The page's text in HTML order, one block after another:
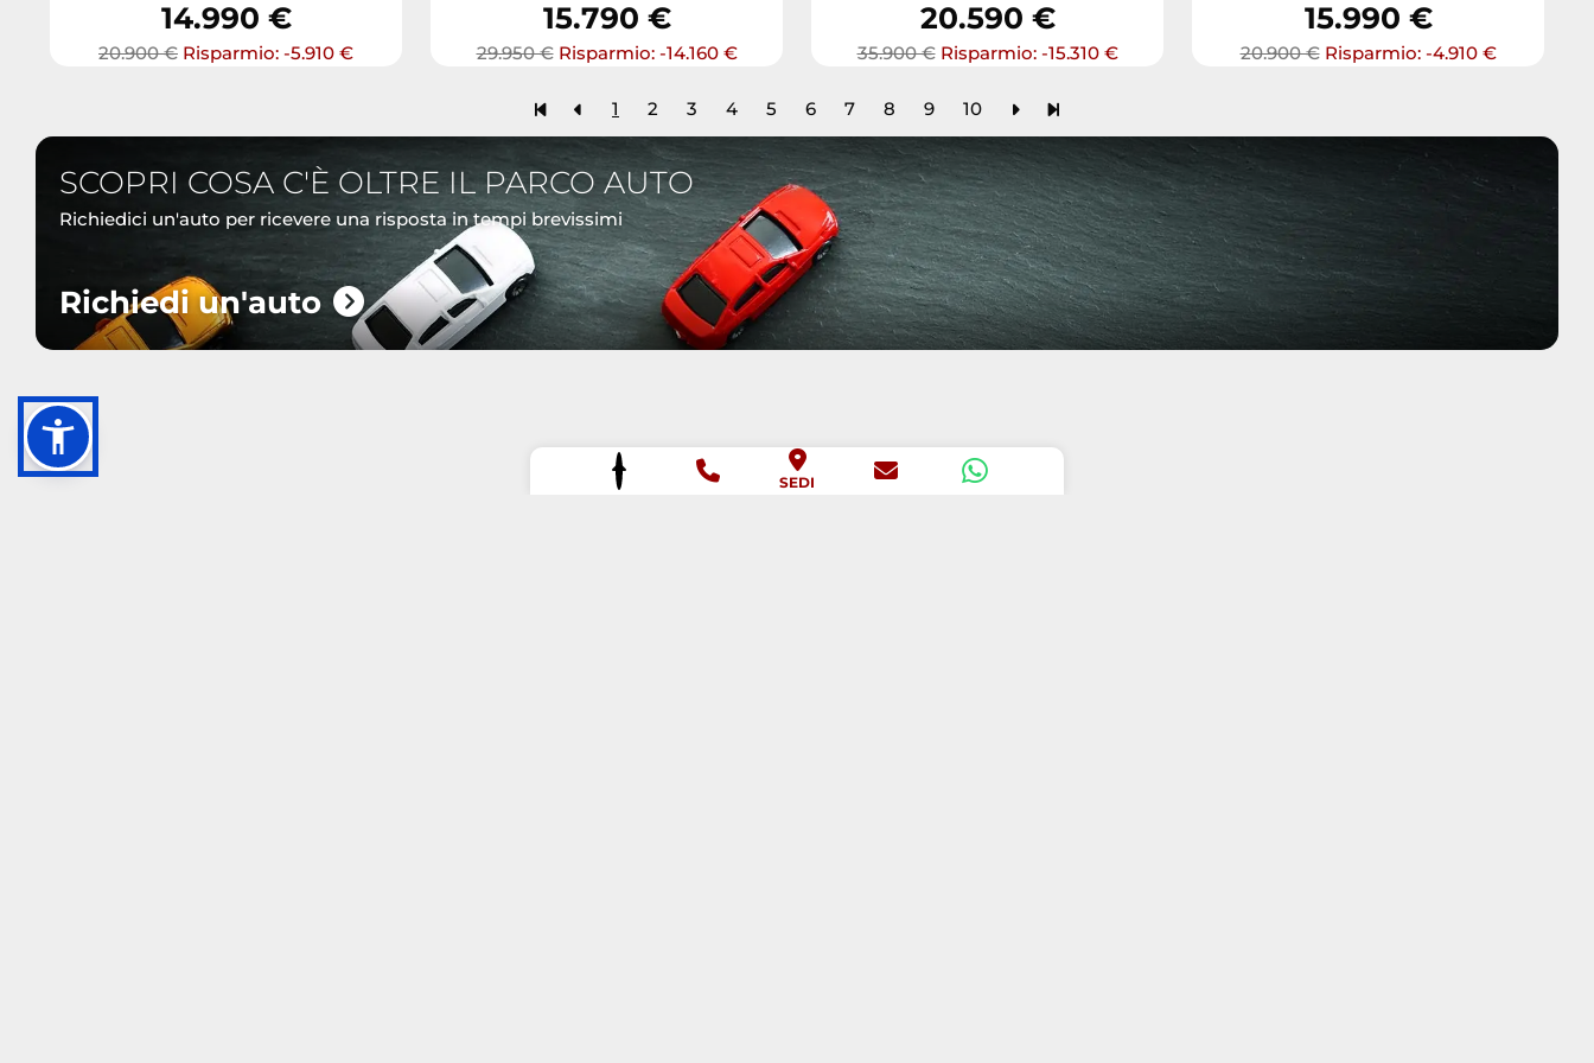
14.990 €
20.900 € Risparmio: -5.910 €
15.790 €
29.950 € Risparmio: -14.160 €
20.590 €
35.900 € Risparmio: -15.310 €
15.990 €
20.900 € Risparmio: -4.910 €
1 2 3 4 5 6 7 8 9 10
SCOPRI COSA C'È OLTRE IL PARCO AUTO
Richiedici un'auto per ricevere una risposta in tempi brevissimi
Richiedi un'auto
SEDI